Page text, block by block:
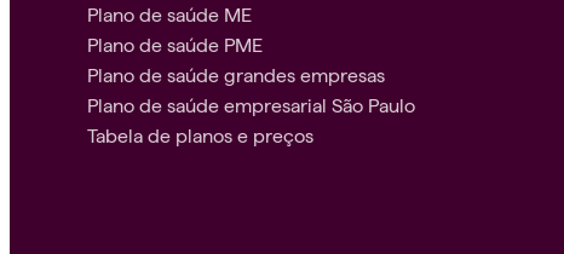
Plano de saúde ME
Plano de saúde PME
Plano de saúde grandes empresas
Plano de saúde empresarial São Paulo
Tabela de planos e preços